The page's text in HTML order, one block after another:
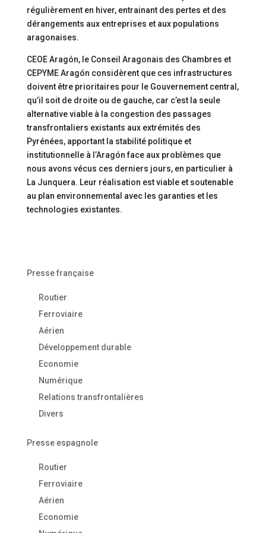
régulièrement en hiver, entrainant des pertes et des
dérangements aux entreprises et aux populations
aragonaises.
CEOE Aragón, le Conseil Aragonais des Chambres et
CEPYME Aragón considèrent que ces infrastructures
doivent être prioritaires pour le Gouvernement central,
qu’il soit de droite ou de gauche, car c’est la seule
alternative viable à la congestion des passages
transfrontaliers existants aux extrémités des
Pyrénées, apportant la stabilité politique et
institutionnelle à l’Aragón face aux problèmes que
nous avons vécus ces derniers jours, en particulier à
La Junquera. Leur réalisation est viable et soutenable
au plan environnemental avec les garanties et les
technologies existantes.
Presse française
Routier
Ferroviaire
Aérien
Développement durable
Economie
Numérique
Relations transfrontalières
Divers
Presse espagnole
Routier
Ferroviaire
Aérien
Economie